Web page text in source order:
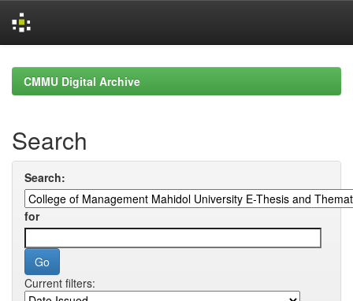
navigationCMMU Digital Archive
Search
Search:
for
Current filters: